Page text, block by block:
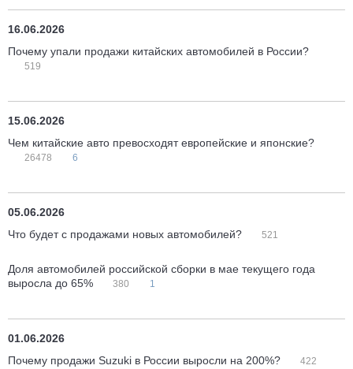
16.06.2026
Почему упали продажи китайских автомобилей в России?
519
15.06.2026
Чем китайские авто превосходят европейские и японские?
26478 6
05.06.2026
Что будет с продажами новых автомобилей?
521
Доля автомобилей российской сборки в мае текущего года
выросла до 65%
380 1
01.06.2026
Почему продажи Suzuki в России выросли на 200%?
422